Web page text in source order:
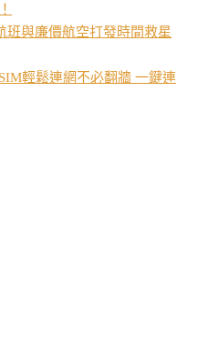
班與廉價航空打發時間救星
輕鬆連網不必翻牆 一鍵連